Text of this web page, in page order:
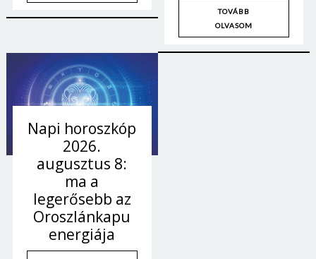
TOVÁBB
OLVASOM
Napi horoszkóp
2026.
augusztus 8:
ma a
legerősebb az
Oroszlánkapu
energiája
Borsonline bejelentkezés
E-mail cím vagy felhasználónév